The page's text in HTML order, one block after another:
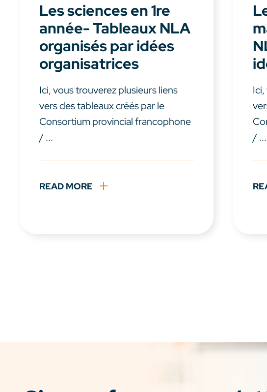
Les sciences en 1re
année- Tableaux NLA
organisés par idées
organisatrices
Ici, vous trouverez plusieurs liens
vers des tableaux créés par le
Consortium provincial francophone
/ ...
READ MORE
/ ...